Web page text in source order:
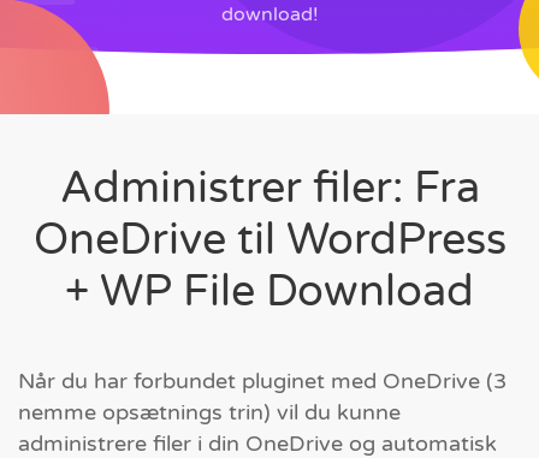
download!
Administrer filer: Fra
OneDrive til WordPress
+ WP File Download
Når du har forbundet pluginet med OneDrive (3
nemme opsætnings trin) vil du kunne
administrere filer i din OneDrive og automatisk